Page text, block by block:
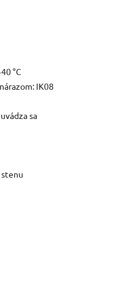
°C
IK08
sa
stenu